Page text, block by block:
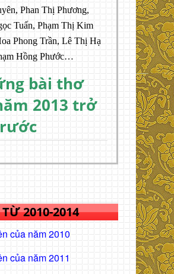
Phan Thị Phương,
Tuấn, Phạm Thị Kim
Phong Trần, Lê Thị Hạ
Hồng Phước…
bài thơ
2013 trở
2010-2014
của năm 2010
của năm 2011